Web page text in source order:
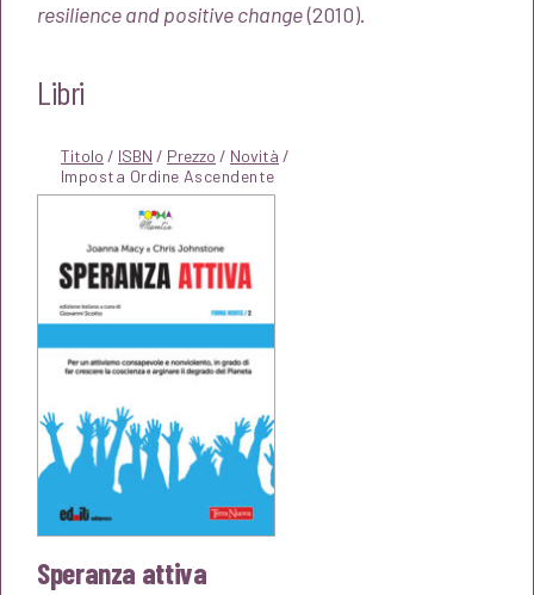
resilience and positive change(2010).
Libri
Titolo / ISBN / Prezzo / Novità /
Speranza attiva